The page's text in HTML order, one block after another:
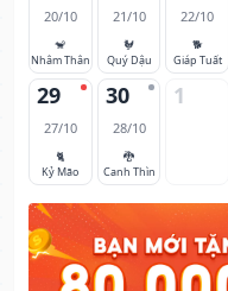
20/10
🐒
Nhâm Thân
21/10
🐓
Quý Dậu
22/10
🐕
Giáp Tuất
29
27/10
🐈
Kỷ Mão
30
28/10
🐉
Canh Thìn
1